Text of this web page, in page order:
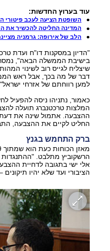
עוד בערוץ החדשות:
השופטת הציעה לעכב פיטורי
המדינה החליטה להכשיר את
הלב של אירופה: גרמניה מציינת 21 שנה
"הדיון במסקנות דו"ח ועדת
בישיבת הממשלה הבאה",
שיצליח לגייס רוב לשינוי
דבר של מה בכך, אבל ראש
למען רווחתם של אזרחי ישראל".
כאמור, נתניהו ניסה להפעיל
המלצות טרכטנברג תועלה
ההצבעה. אתמול שינה את
החליט לקיים את ההצבעה,
ברק התחמש בגנץ
הרשקוביץ מתלבט.
אלי ישי בתגובה לדחיית
הציבורי ועד שלא יהיו תיקונים